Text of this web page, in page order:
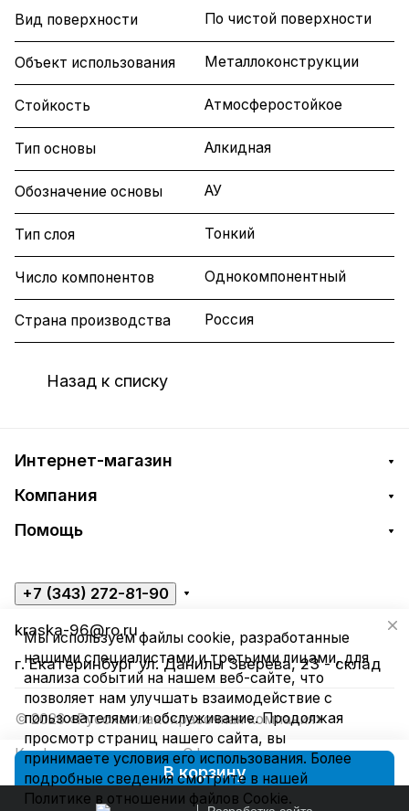
В корзину
Вид поверхности По чистой поверхности
Объект использования Металлоконструкции
Стойкость Атмосферостойкое
Тип основы Алкидная
Обозначение основы АУ
Тип слоя Тонкий
Число компонентов Однокомпонентный
Страна производства Россия
Назад к списку
Интернет-магазин
Компания
Помощь
+7 (343) 272-81-90
kraska-96@ro.ru
г. Екатеринбург ул. Данилы Зверева, 23 - склад
© 2026 «Русская лакокрасочная компания»
Конфиденциальность
Оферта
Мы используем файлы cookie, разработанные
нашими специалистами и третьими лицами, для
анализа событий на нашем веб-сайте, что
позволяет нам улучшать взаимодействие с
пользователями и обслуживание. Продолжая
просмотр страниц нашего сайта, вы
принимаете условия его использования. Более
подробные сведения смотрите в нашей
Политике в отношении файлов Cookie.